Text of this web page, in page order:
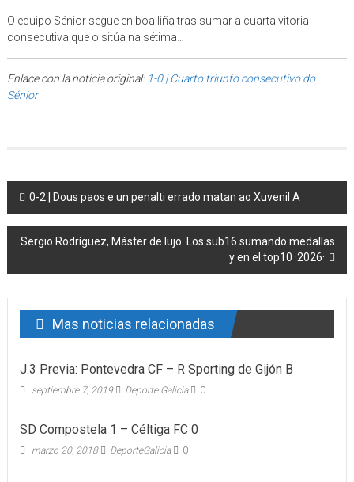
O equipo Sénior segue en boa liña tras sumar a cuarta vitoria
consecutiva que o sitúa na sétima…
Enlace con la noticia original: 1-0 | Cuarto triunfo consecutivo do
Sénior
Post navigation
0-2 | Dous paos e un penalti errado matan ao Xuvenil A
Sergio Rodríguez, Máster de lujo. Los sub16 sumando medallas
y en el top10 ·2026·
Mas noticias relacionadas
J.3 Previa: Pontevedra CF – R Sporting de Gijón B
septiembre 7, 2019 Deporte Galicia 0
SD Compostela 1 – Céltiga FC 0
marzo 20, 2018 DeporteGalicia 0